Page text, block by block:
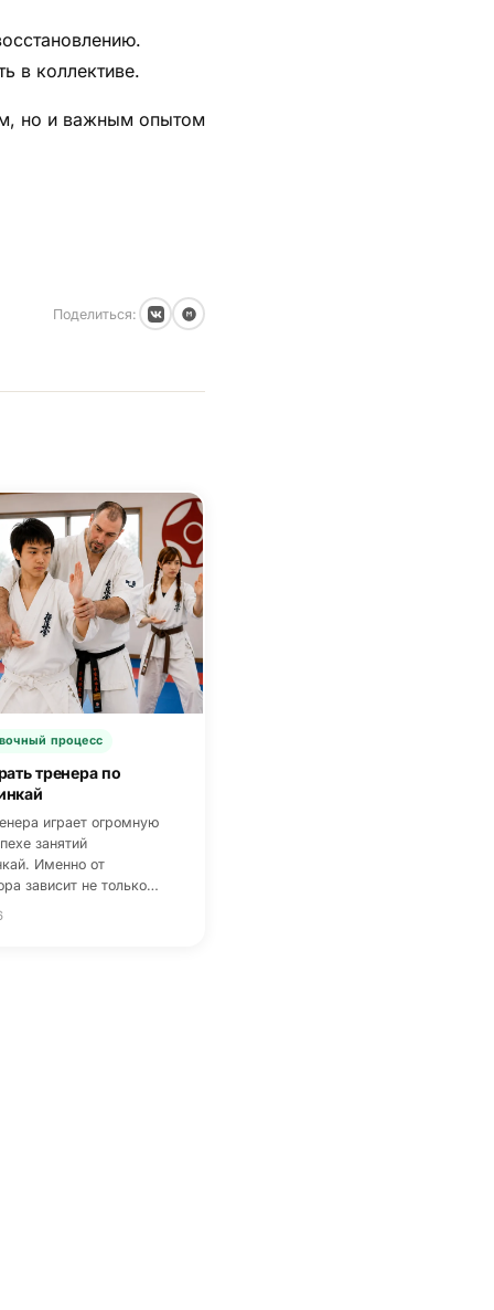
в коллективе.
но и важным опытом
Поделиться:
процесс
тренера по
играет огромную
занятий
Именно от
зависит не только…